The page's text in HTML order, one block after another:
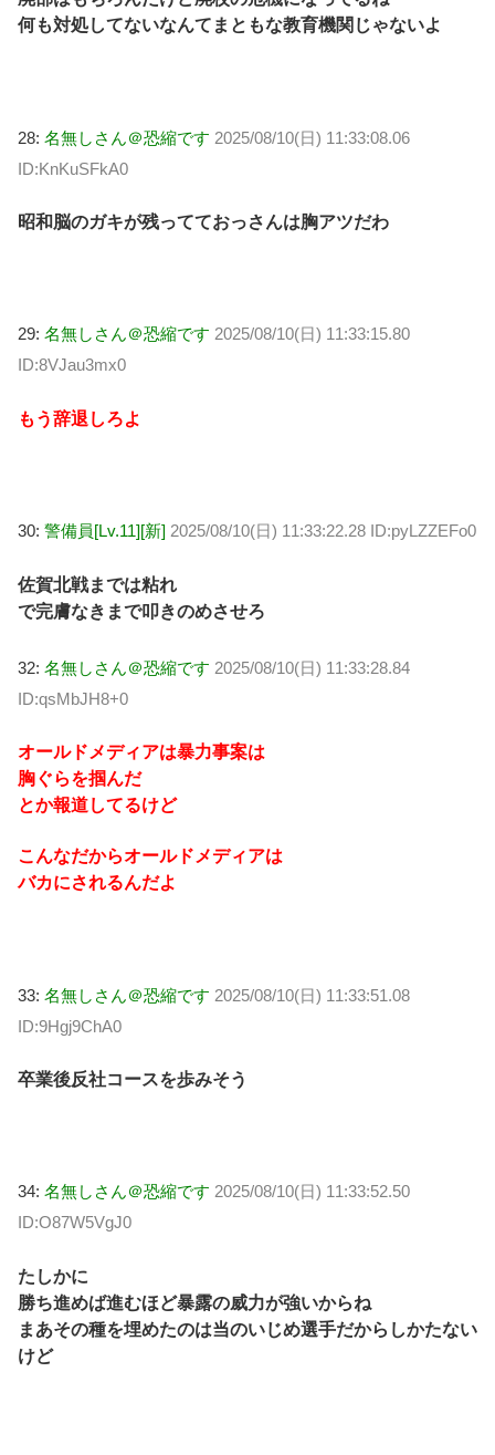
何も対処してないなんてまともな教育機関じゃないよ
28: 名無しさん＠恐縮です 2025/08/10(日) 11:33:08.06
ID:KnKuSFkA0
昭和脳のガキが残ってておっさんは胸アツだわ
29: 名無しさん＠恐縮です 2025/08/10(日) 11:33:15.80
ID:8VJau3mx0
もう辞退しろよ
30: 警備員[Lv.11][新] 2025/08/10(日) 11:33:22.28 ID:pyLZZEFo0
佐賀北戦までは粘れ
で完膚なきまで叩きのめさせろ
32: 名無しさん＠恐縮です 2025/08/10(日) 11:33:28.84
ID:qsMbJH8+0
オールドメディアは暴力事案は
胸ぐらを掴んだ
とか報道してるけど
こんなだからオールドメディアは
バカにされるんだよ
33: 名無しさん＠恐縮です 2025/08/10(日) 11:33:51.08
ID:9Hgj9ChA0
卒業後反社コースを歩みそう
34: 名無しさん＠恐縮です 2025/08/10(日) 11:33:52.50
ID:O87W5VgJ0
たしかに
勝ち進めば進むほど暴露の威力が強いからね
まあその種を埋めたのは当のいじめ選手だからしかたない
けど